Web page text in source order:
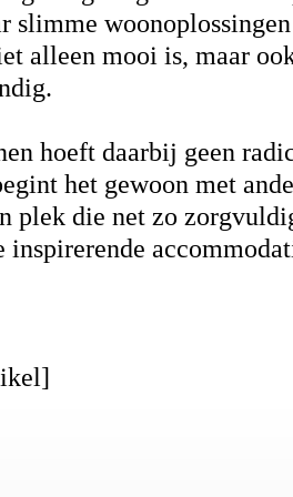
slimme
alleen mooi is, maar
hoeft daarbij geen
het gewoon met
plek die net zo
inspirerende